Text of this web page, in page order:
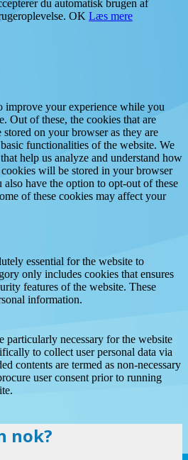
du automatisk brugen af
OK Læs mere
improve your experience while you
Out of these, the cookies that are
stored on your browser as they are
functionalities of the website. We
help us analyze and understand how
will be stored in your browser
have the option to opt-out of these
of these cookies may affect your
essential for the website to
only includes cookies that ensures
features of the website. These
information.
particularly necessary for the website
to collect user personal data via
contents are termed as non-necessary
user consent prior to running
nok?